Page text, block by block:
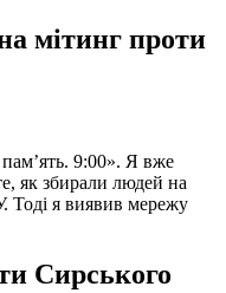
мітинг проти
9:00». Я вже
як збирали людей на
Тоді я виявив мережу
Сирського